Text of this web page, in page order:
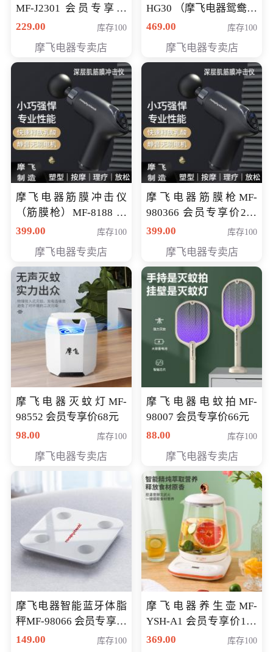
MF-J2301 会员专享价
168元
229.00 库存100
摩飞电器专卖店
HG30 （摩飞电器鸳鸯锅
MF-HG30 ） 会员专享价
469.00 库存100
摩飞电器专卖店
摩飞电器筋膜冲击仪
（筋膜枪）MF-8188 会
员专享价268元
399.00 库存100
摩飞电器专卖店
摩飞电器筋膜枪MF-
980366 会员专享价299
元
399.00 库存100
摩飞电器专卖店
摩飞电器灭蚊灯MF-
98552 会员专享价68元
98.00
库存100
摩飞电器专卖店
摩飞电器电蚊拍MF-
98007 会员专享价66元
88.00
库存100
摩飞电器专卖店
摩飞电器智能蓝牙体脂
秤MF-98066 会员专享价
98元
149.00 库存100
摩飞电器养生壶MF-
YSH-A1 会员专享价198
元
369.00 库存100